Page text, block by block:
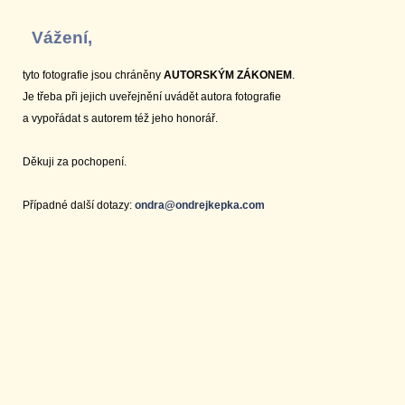
Vážení,
tyto fotografie jsou chráněny AUTORSKÝM ZÁKONEM .
Je třeba při jejich uveřejnění uvádět autora fotografie
a vypořádat s autorem též jeho honorář.
Děkuji za pochopení.
Případné další dotazy: ondra@ondrejkepka.com